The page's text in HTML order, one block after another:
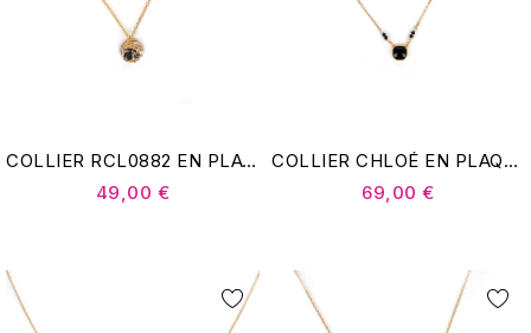
COLLIER RCL0882 EN PLAQUÉ OR - POMME CANNELLE
49,00 €
COLLIER CHLOÉ EN PLAQUÉ OR - POMME CANNELLE
69,00 €